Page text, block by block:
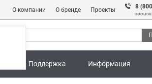
О компании О бренде Проекты 8
Поддержка Информация
Адреса магазинов 8 (800) 301 91 28